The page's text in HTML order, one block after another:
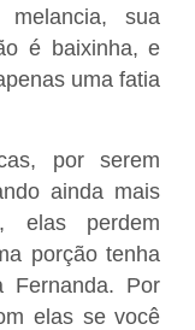
sua
é baixinha, e
uma fatia
por serem
ainda mais
elas perdem
porção tenha
Fernanda. Por
elas se você